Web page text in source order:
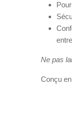
Ne pas
Conçu